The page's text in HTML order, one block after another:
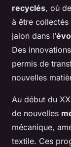
recyclés, où
à être
jalon dans l’
Des
permis de
nouvelles
Au début du
de nouvelles
mécanique,
textile. Ces